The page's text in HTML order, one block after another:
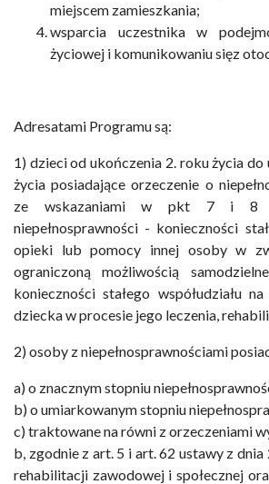
miejscem zamieszkania;
wsparcia uczestnika w
życiowej i komunikowaniu sięz
Adresatami Programu są:
1) dzieci od ukończenia 2. roku życia
życia posiadające orzeczenie o
ze wskazaniami w pkt 7 i 8
niepełnosprawności - konieczności
opieki lub pomocy innej osoby w
ograniczoną możliwością
konieczności stałego współudziału
dziecka w procesie jego leczenia,
2) osoby z niepełnosprawnościami
a) o znacznym stopniu
b) o umiarkowanym stopniu
c) traktowane na równi z orzeczeniami
b, zgodnie z art. 5 i art. 62 ustawy z dnia
rehabilitacji zawodowej i społecznej